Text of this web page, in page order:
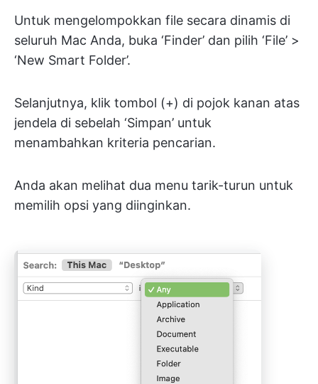
Untuk mengelompokkan file secara dinamis di
seluruh Mac Anda, buka ‘Finder’ dan pilih ‘File’ >
‘New Smart Folder’.
Selanjutnya, klik tombol (+) di pojok kanan atas
jendela di sebelah ‘Simpan’ untuk
menambahkan kriteria pencarian.
Anda akan melihat dua menu tarik-turun untuk
memilih opsi yang diinginkan.